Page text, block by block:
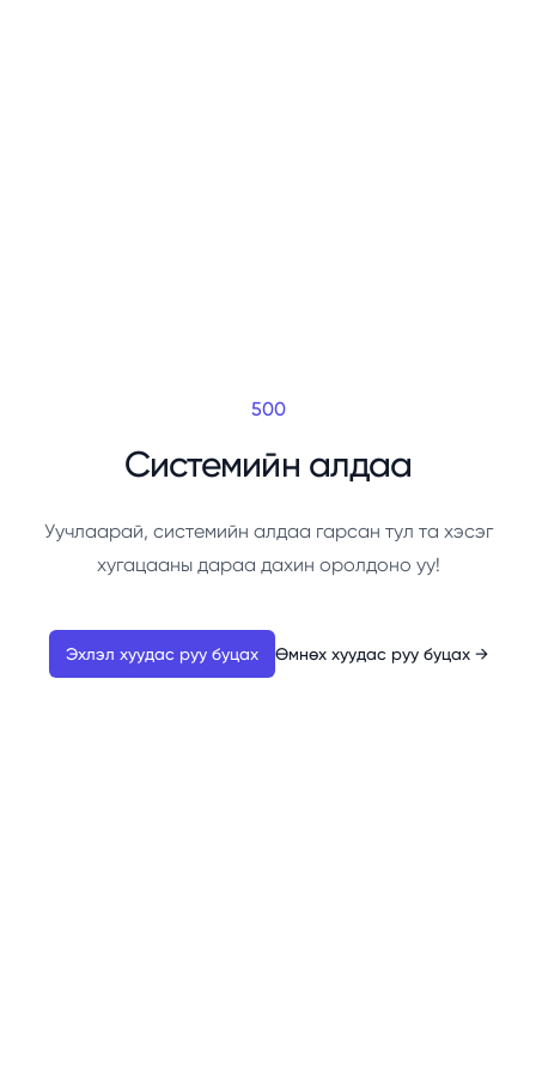
500
Системийн алдаа
Уучлаарай, системийн алдаа гарсан тул та хэсэг
хугацааны дараа дахин оролдоно уу!
Эхлэл хуудас руу буцах Өмнөх хуудас руу буцах →